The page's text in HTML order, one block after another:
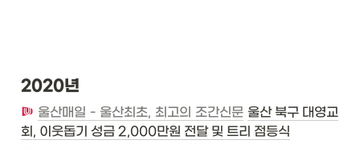
2020년
울산매일 - 울산최초, 최고의 조간신문 울산 북구 대영교
회, 이웃돕기 성금 2,000만원 전달 및 트리 점등식